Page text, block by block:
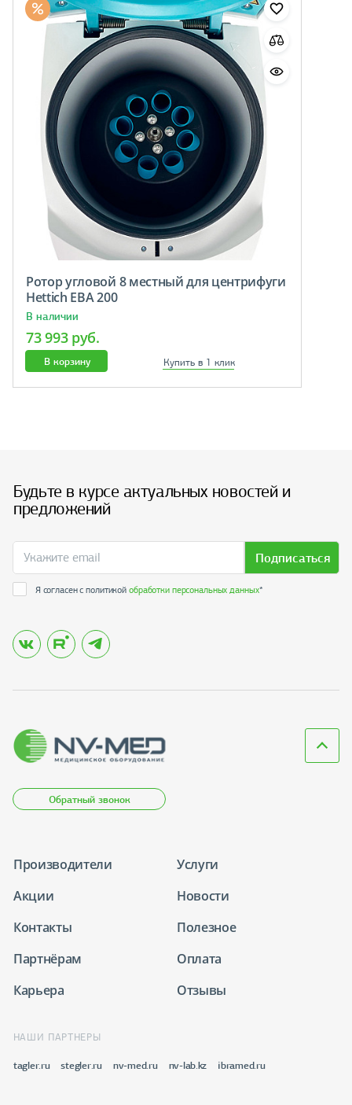
Ротор угловой 8 местный для центрифуги
Hettich EBA 200
В наличии
73 993 руб.
В корзину Купить в 1 клик
Будьте в курсе актуальных новостей и
предложений
Подписаться
Я согласен с политикойобработки персональных данных*
Обратный звонок
Производители
Услуги
Акции
Новости
Контакты
Полезное
Партнёрам
Оплата
Карьера
Отзывы
НАШИ ПАРТНЕРЫ
tagler.ru stegler.ru nv-med.ru nv-lab.kz ibramed.ru